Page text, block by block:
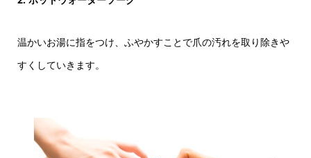
温かいお湯に指をつけ、ふやかすことで爪の汚れを取り除きや
すくしていきます。